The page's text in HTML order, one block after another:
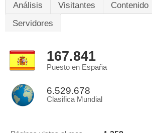
Análisis Visitantes Contenido
Servidores
167.841
Puesto en España
6.529.678
Clasifica Mundial